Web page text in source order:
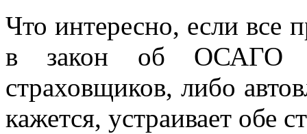
Что интересно, если все
в закон об ОСАГО
страховщиков, либо
кажется, устраивает обе